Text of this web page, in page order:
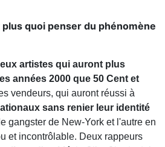
quoi penser du phénomène
artistes qui auront plus
années 2000 que 50 Cent et
vendeurs, qui auront réussi à
sans renier leur identité
gangster de New-York et l'autre en
et incontrôlable. Deux rappeurs